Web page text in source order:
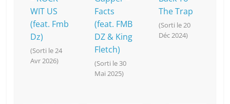
WIT US
(feat. Fmb
Dz)
(Sorti le 24
Avr 2026)
Facts
(feat. FMB
DZ & King
Fletch)
(Sorti le 30
Mai 2025)
The Trap
(Sorti le 20
Déc 2024)